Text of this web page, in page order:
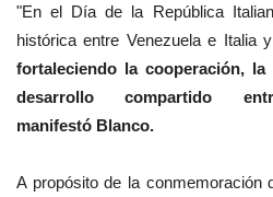
"En el Día de la República
histórica entre Venezuela e Italia
fortaleciendo la cooperación,
desarrollo compartido
manifestó Blanco.
A propósito de la conmemoración